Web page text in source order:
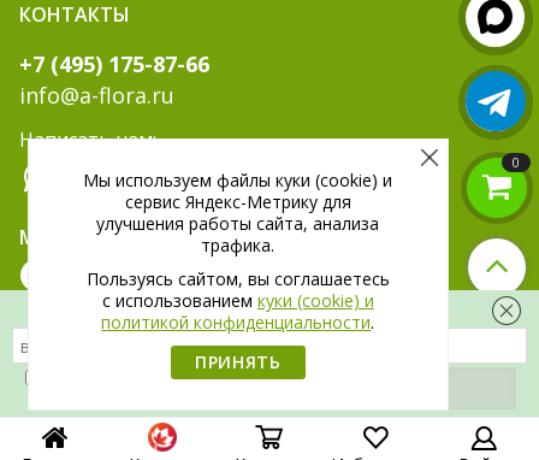
Скидка 300 рублей на первый заказ
на обработку своих
КОНТАКТЫ
+7 (495) 175-87-66
info@a-flora.ru
Написать нам:
МЫ В СОЦ. СЕТЯХ:
0
Мы используем файлы куки (cookie) и
сервис Яндекс-Метрику для
улучшения работы сайта, анализа
трафика.
Пользуясь сайтом, вы соглашаетесь
c использованием куки (cookie) и
политикой конфиденциальности.
ПРИНЯТЬ